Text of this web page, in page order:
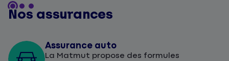
Nos assurances
Assurance auto
La Matmut propose des formules